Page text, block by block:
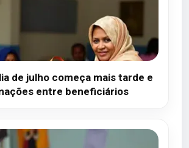
de julho começa mais tarde e
entre beneficiários